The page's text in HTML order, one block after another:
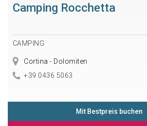
Camping Rocchetta
CAMPING
Cortina - Dolomiten
+39 0436 5063
Mit Bestpreis buchen